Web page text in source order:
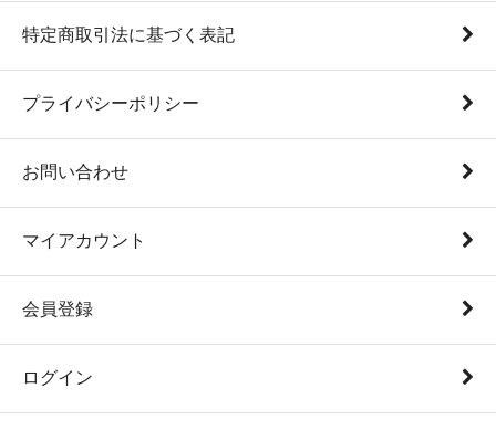
特定商取引法に基づく表記
プライバシーポリシー
お問い合わせ
マイアカウント
会員登録
ログイン